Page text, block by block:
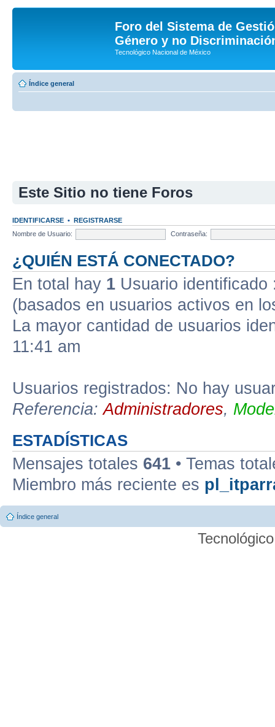
Foro del Sistema de
Género y no
Tecnológico Nacional de México
Índice general
Este Sitio no tiene Foros
IDENTIFICARSE • REGISTRARSE
Nombre de Usuario:
Contraseña:
¿QUIÉN ESTÁ CONECTADO?
En total hay 1 Usuario
(basados en usuarios activos en
La mayor cantidad de usuarios
11:41 am
Usuarios registrados: No hay
Referencia:Administradores,
ESTADÍSTICAS
Mensajes totales 641 • Temas
Miembro más reciente es
Índice general